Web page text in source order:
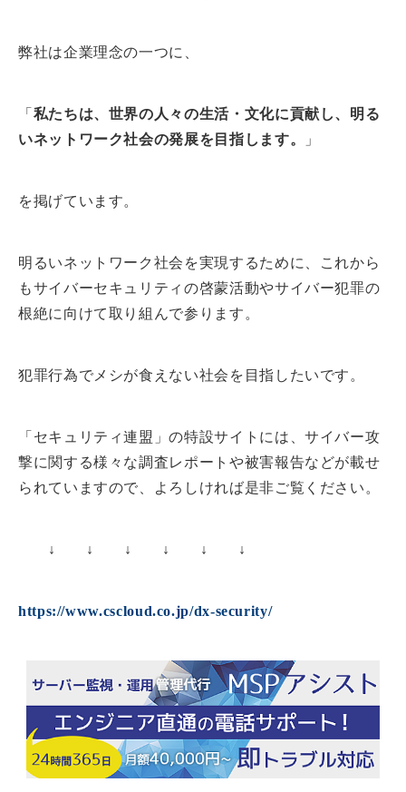
弊社は企業理念の一つに、
「 私たちは、世界の人々の生活・文化に貢献し、明る
いネットワーク社会の発展を目指します。
」
を掲げています。
明るいネットワーク社会を実現するために、これから
もサイバーセキュリティの啓蒙活動やサイバー犯罪の
根絶に向けて取り組んで参ります。
犯罪行為でメシが食えない社会を目指したいです。
「セキュリティ連盟」の特設サイトには、サイバー攻
撃に関する様々な調査レポートや被害報告などが載せ
られていますので、よろしければ是非ご覧ください。
↓ ↓ ↓ ↓ ↓ ↓
https://www.cscloud.co.jp/dx-security/